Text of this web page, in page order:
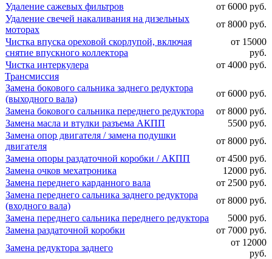
Удаление сажевых фильтров
от 6000 руб.
Удаление свечей накаливания на дизельных
моторах
от 8000 руб.
Чистка впуска ореховой скорлупой, включая
снятие впускного коллектора
от 15000
руб.
Чистка интеркулера
от 4000 руб.
Трансмиссия
Замена бокового сальника заднего редуктора
(выходного вала)
от 6000 руб.
Замена бокового сальника переднего редуктора
от 8000 руб.
Замена масла и втулки разъема АКПП
5500 руб.
Замена опор двигателя / замена подушки
двигателя
от 8000 руб.
Замена опоры раздаточной коробки / АКПП
от 4500 руб.
Замена очков мехатроника
12000 руб.
Замена переднего карданного вала
от 2500 руб.
Замена переднего сальника заднего редуктора
(входного вала)
от 8000 руб.
Замена переднего сальника переднего редуктора
5000 руб.
Замена раздаточной коробки
от 7000 руб.
Замена редуктора заднего
от 12000
руб.